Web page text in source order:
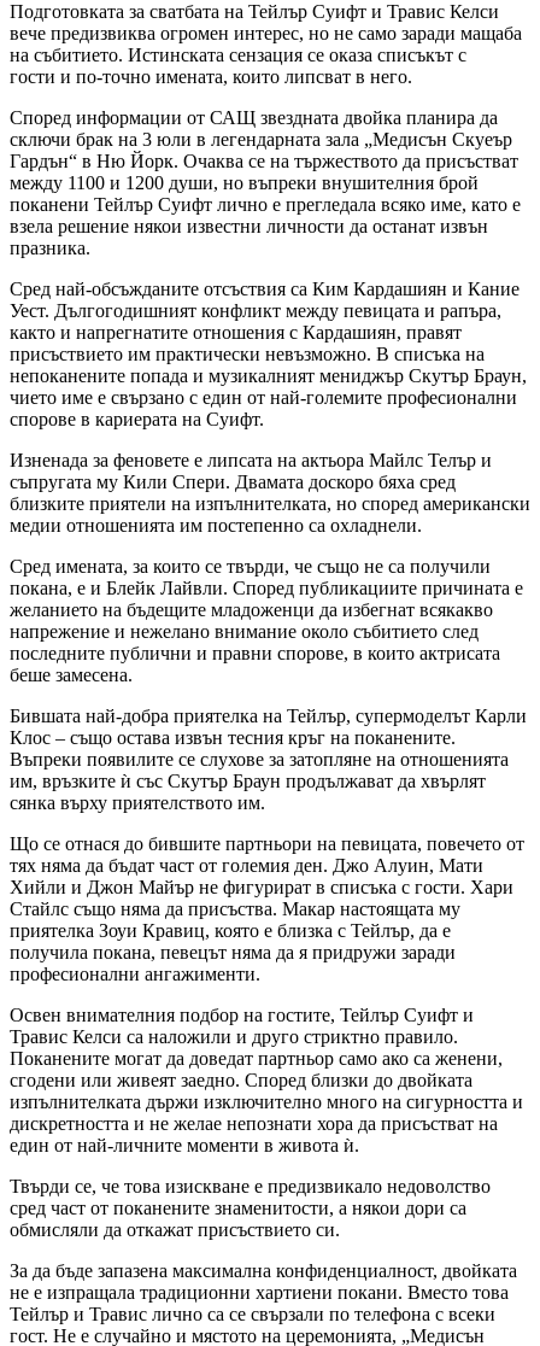
Подготовката за сватбата на Тейлър Суифт и Травис Келси
вече предизвиква огромен интерес, но не само заради мащаба
на събитието. Истинската сензация се оказа списъкът с
гости и по-точно имената, които липсват в него.
Според информации от САЩ звездната двойка планира да
сключи брак на 3 юли в легендарната зала „Медисън Скуеър
Гардън“ в Ню Йорк. Очаква се на тържеството да присъстват
между 1100 и 1200 души, но въпреки внушителния брой
поканени Тейлър Суифт лично е прегледала всяко име, като е
взела решение някои известни личности да останат извън
празника.
Сред най-обсъжданите отсъствия са Ким Кардашиян и Кание
Уест. Дългогодишният конфликт между певицата и рапъра,
както и напрегнатите отношения с Кардашиян, правят
присъствието им практически невъзможно. В списъка на
непоканените попада и музикалният мениджър Скутър Браун,
чието име е свързано с един от най-големите професионални
спорове в кариерата на Суифт.
Изненада за феновете е липсата на актьора Майлс Телър и
съпругата му Кили Спери. Двамата доскоро бяха сред
близките приятели на изпълнителката, но според американски
медии отношенията им постепенно са охладнели.
Сред имената, за които се твърди, че също не са получили
покана, е и Блейк Лайвли. Според публикациите причината е
желанието на бъдещите младоженци да избегнат всякакво
напрежение и нежелано внимание около събитието след
последните публични и правни спорове, в които актрисата
беше замесена.
Бившата най-добра приятелка на Тейлър, супермоделът Карли
Клос – също остава извън тесния кръг на поканените.
Въпреки появилите се слухове за затопляне на отношенията
им, връзките ѝ със Скутър Браун продължават да хвърлят
сянка върху приятелството им.
Що се отнася до бившите партньори на певицата, повечето от
тях няма да бъдат част от големия ден. Джо Алуин, Мати
Хийли и Джон Майър не фигурират в списъка с гости. Хари
Стайлс също няма да присъства. Макар настоящата му
приятелка Зоуи Кравиц, която е близка с Тейлър, да е
получила покана, певецът няма да я придружи заради
професионални ангажименти.
Освен внимателния подбор на гостите, Тейлър Суифт и
Травис Келси са наложили и друго стриктно правило.
Поканените могат да доведат партньор само ако са женени,
сгодени или живеят заедно. Според близки до двойката
изпълнителката държи изключително много на сигурността и
дискретността и не желае непознати хора да присъстват на
един от най-личните моменти в живота ѝ.
Твърди се, че това изискване е предизвикало недоволство
сред част от поканените знаменитости, а някои дори са
обмисляли да откажат присъствието си.
За да бъде запазена максимална конфиденциалност, двойката
не е изпращала традиционни хартиени покани. Вместо това
Тейлър и Травис лично са се свързали по телефона с всеки
гост. Не е случайно и мястото на церемонията, „Медисън